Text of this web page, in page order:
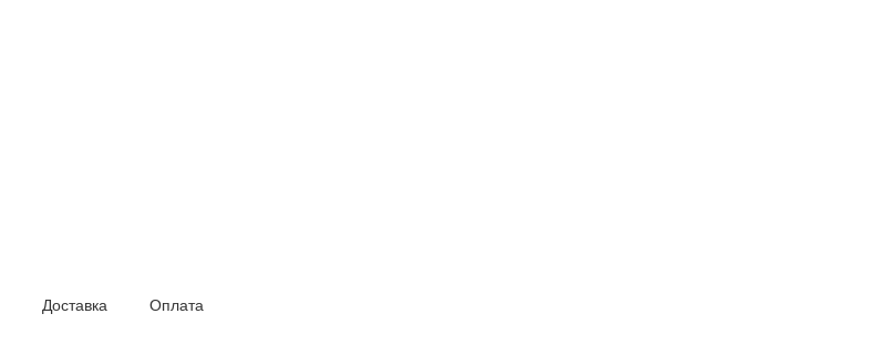
Доставка Оплата